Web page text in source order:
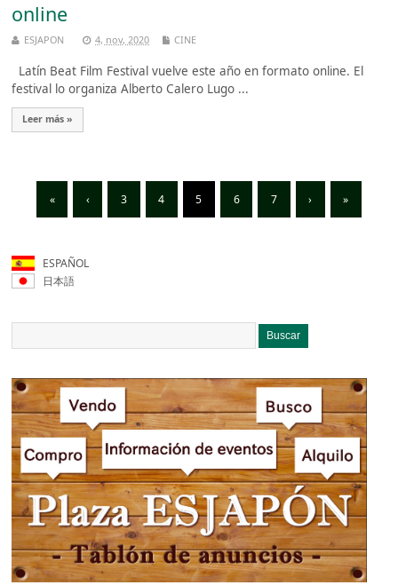
online
ESJAPON 4, nov, 2020 CINE
Latín Beat Film Festival vuelve este año en formato online. El
festival lo organiza Alberto Calero Lugo ...
Leer más »
« ‹ 3 4 5 6 7 › »
ESPAÑOL
日本語